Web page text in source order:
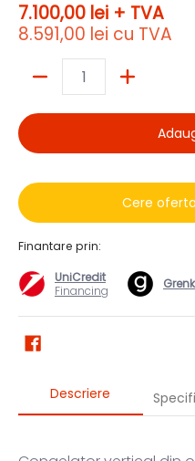
7.100,00 lei + TVA
8.591,00 lei cu TVA
Cere
Finantare prin:
UniCredit
Financing
Descriere